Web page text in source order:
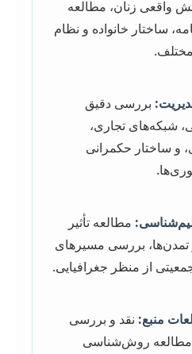
واقعی زنان، مطالعه
ساختار خانواده و نظام
بررسی دقیق
شبکه‌های تجاری،
و ساختار حکمرانی
مطالعه تأثیر
تمدن‌ها، بررسی مسیرهای
از منظر جغرافیایی.
منبع: نقد و بررسی
مطالعه روش‌شناسی